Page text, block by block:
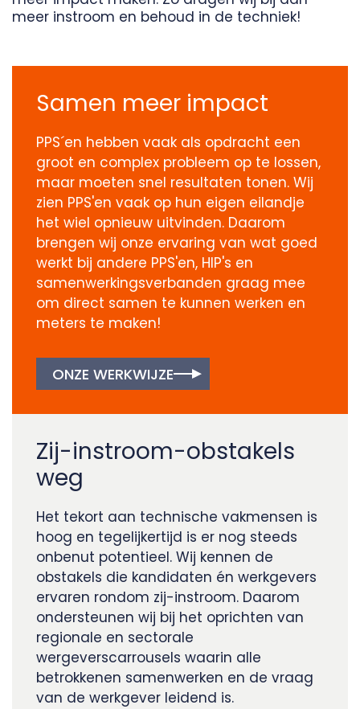
meer instroom en behoud in de techniek!
Samen meer impact
PPS´en hebben vaak als opdracht een
groot en complex probleem op te lossen,
maar moeten snel resultaten tonen. Wij
zien PPS'en vaak op hun eigen eilandje
het wiel opnieuw uitvinden. Daarom
brengen wij onze ervaring van wat goed
werkt bij andere PPS'en, HIP's en
samenwerkingsverbanden graag mee
om direct samen te kunnen werken en
meters te maken!
ONZE WERKWIJZE
Zij-instroom-obstakels
weg
Het tekort aan technische vakmensen is
hoog en tegelijkertijd is er nog steeds
onbenut potentieel. Wij kennen de
obstakels die kandidaten én werkgevers
ervaren rondom zij-instroom. Daarom
ondersteunen wij bij het oprichten van
regionale en sectorale
wergeverscarrousels waarin alle
betrokkenen samenwerken en de vraag
van de werkgever leidend is.